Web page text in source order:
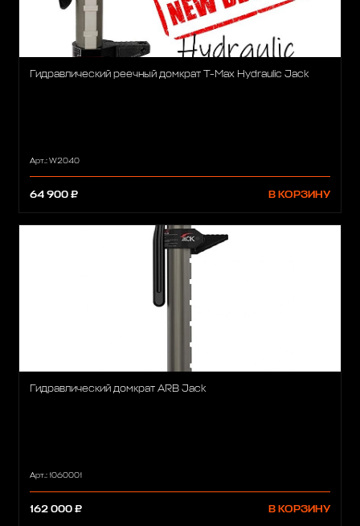
Гидравлический реечный домкрат T-Max Hydraulic Jack
Арт.: W2040
64 900 ₽ В КОРЗИНУ
Гидравлический домкрат ARB Jack
Арт.: 1060001
162 000 ₽ В КОРЗИНУ